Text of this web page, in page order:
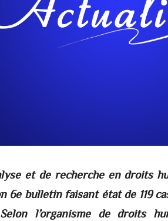
et de recherche en droits
6e bulletin faisant état de 119
l’organisme de droits